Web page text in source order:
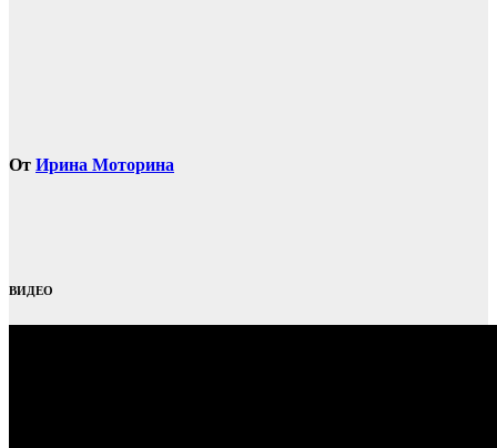
От Ирина Моторина
ВИДЕО